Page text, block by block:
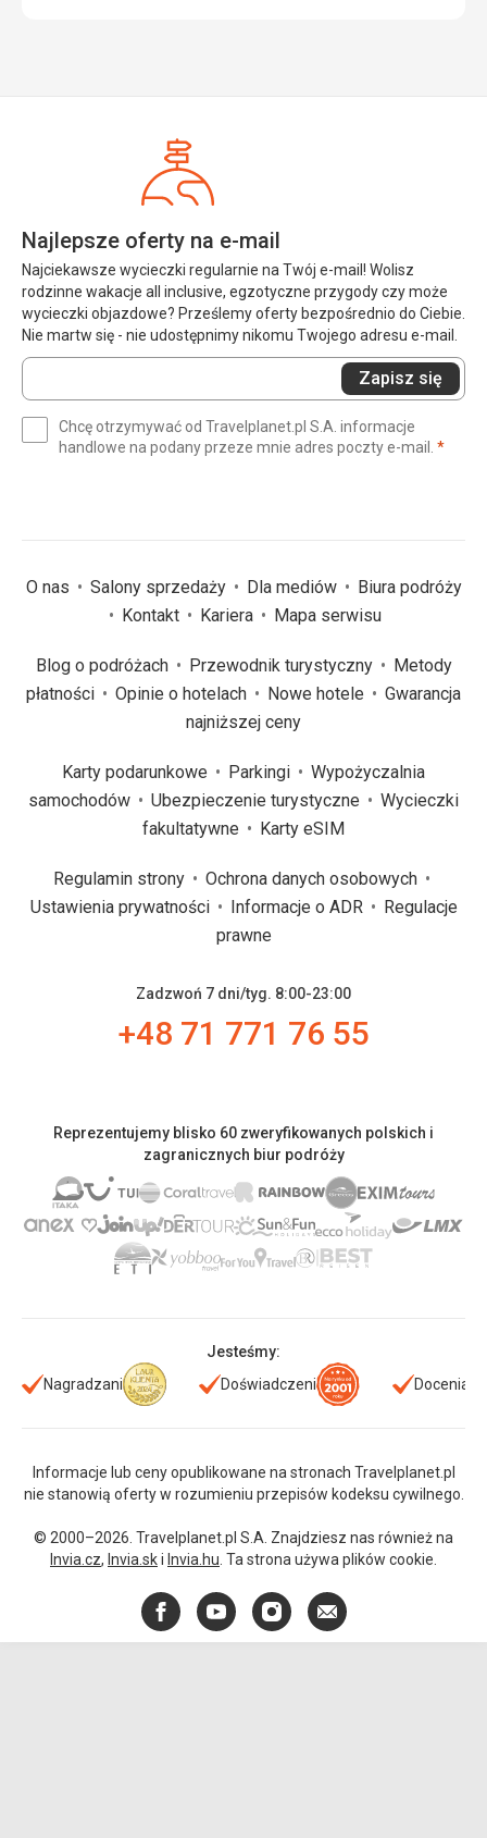
Najlepsze oferty na e-mail
Najciekawsze wycieczki regularnie na Twój e-mail! Wolisz
rodzinne wakacje all inclusive, egzotyczne przygody czy może
wycieczki objazdowe? Prześlemy oferty bezpośrednio do Ciebie.
Nie martw się - nie udostępnimy nikomu Twojego adresu e-mail.
Wprowadź
swój
(wymagane)
Zapisz się
Chcę otrzymywać od Travelplanet.pl S.A. informacje
handlowe na podany przeze mnie adres poczty e-mail. *
O nas Salony sprzedaży Dla mediów
Biura podróży
Kontakt
Kariera Mapa serwisu
Blog o podróżach Przewodnik turystyczny
Metody
płatności
Opinie o hotelach Nowe hotele
Gwarancja
najniższej ceny
Karty podarunkowe Parkingi
Wypożyczalnia
samochodów
Ubezpieczenie turystyczne
Wycieczki
fakultatywne
Karty eSIM
Regulamin strony
Ochrona danych osobowych
Ustawienia prywatności
Informacje o ADR
Regulacje
prawne
Zadzwoń 7 dni/tyg. 8:00-23:00
+48 71 771 76 55
Reprezentujemy blisko 60 zweryfikowanych polskich i
zagranicznych biur podróży
Jesteśmy:
Nagradzani
Doświadczeni Doceniani
Informacje lub ceny opublikowane na stronach Travelplanet.pl
nie stanowią oferty w rozumieniu przepisów kodeksu cywilnego.
© 2000–2026. Travelplanet.pl S.A. Znajdziesz nas również na
Invia.cz, Invia.ski Invia.hu . Ta strona używa plików cookie.
FacebookYouTubeInstagram
E-
mail